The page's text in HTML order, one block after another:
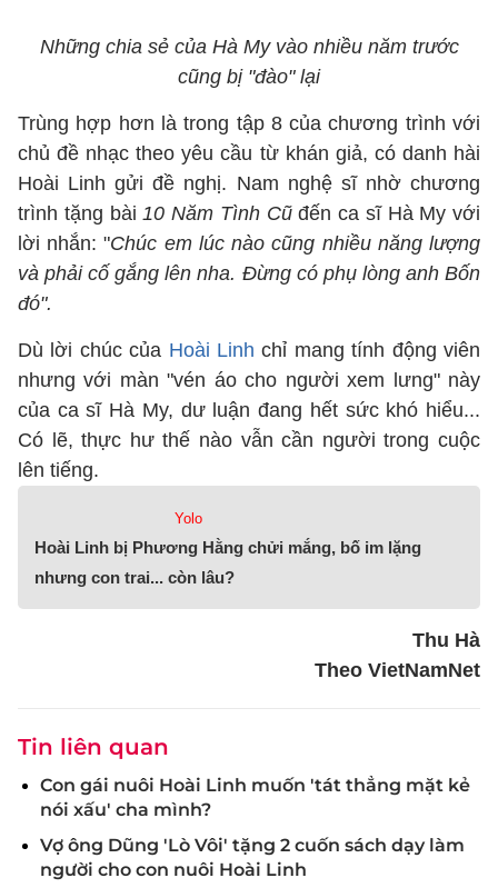
Những chia sẻ của Hà My vào nhiều năm trước
cũng bị "đào" lại
Trùng hợp hơn là trong tập 8 của chương trình với
chủ đề nhạc theo yêu cầu từ khán giả, có danh hài
Hoài Linh gửi đề nghị. Nam nghệ sĩ nhờ chương
trình tặng bài10 Năm Tình Cũđến ca sĩ Hà My với
lời nhắn: "Chúc em lúc nào cũng nhiều năng lượng
và phải cố gắng lên nha. Đừng có phụ lòng anh Bốn
đó".
Dù lời chúc của Hoài Linh chỉ mang tính động viên
nhưng với màn "vén áo cho người xem lưng" này
của ca sĩ Hà My, dư luận đang hết sức khó hiểu...
Có lẽ, thực hư thế nào vẫn cần người trong cuộc
lên tiếng.
Yolo
Hoài Linh bị Phương Hằng chửi mắng, bố im lặng
nhưng con trai... còn lâu?
Thu Hà
Theo VietNamNet
Tin liên quan
Con gái nuôi Hoài Linh muốn 'tát thẳng mặt kẻ
nói xấu' cha mình?
Vợ ông Dũng 'Lò Vôi' tặng 2 cuốn sách dạy làm
người cho con nuôi Hoài Linh